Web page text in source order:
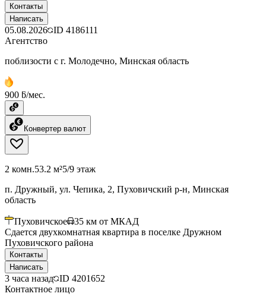
Контакты
Написать
05.08.2026 ID 4186111
Агентство
поблизости с г. Молодечно, Минская область
900 ƃ/мес.
Конвертер валют
2 комн.53.2 м²5/9 этаж
п. Дружный, ул. Чепика, 2, Пуховичский р-н, Минская
область
Пуховичское 35 км от МКАД
Сдается двухкомнатная квартира в поселке Дружном
Пуховичского района
Контакты
Написать
3 часа назад ID 4201652
Контактное лицо